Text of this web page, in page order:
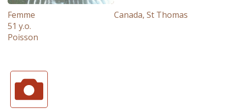
Femme
51 y.o.
Poisson
Canada, St Thomas